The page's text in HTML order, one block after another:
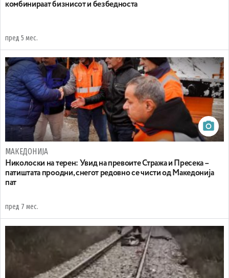
комбинираат бизнисот и безбедноста
пред 5 мес.
МАКЕДОНИЈА
Николоски на терен: Увид на превоите Стража и Пресека –
патиштата проодни, снегот редовно се чисти од Македонија
пат
пред 7 мес.